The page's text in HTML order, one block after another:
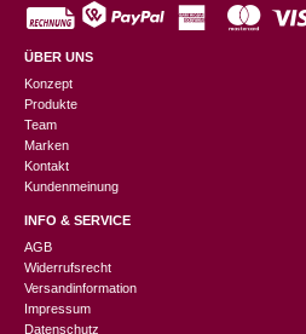
ÜBER UNS
Konzept
Produkte
Team
Marken
Kontakt
Kundenmeinung
INFO & SERVICE
AGB
Widerrufsrecht
Versandinformation
Impressum
Datenschutz